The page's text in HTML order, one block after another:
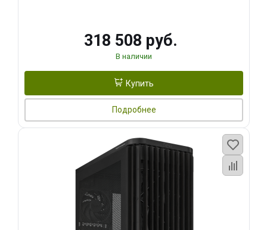
318 508 руб.
В наличии
Купить
Подробнее